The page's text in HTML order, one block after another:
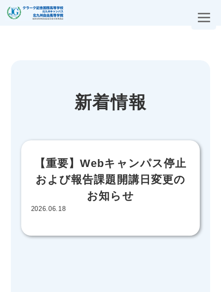
新着情報
【重要】Webキャンパス停止
および報告課題開講日変更の
お知らせ
2026.06.18